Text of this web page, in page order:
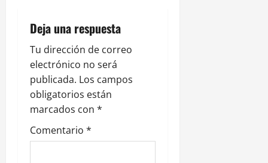
ó
n
d
e
e
n
Deja una respuesta
Tu dirección de correo
electrónico no será
publicada. Los campos
obligatorios están
marcados con *
Comentario *